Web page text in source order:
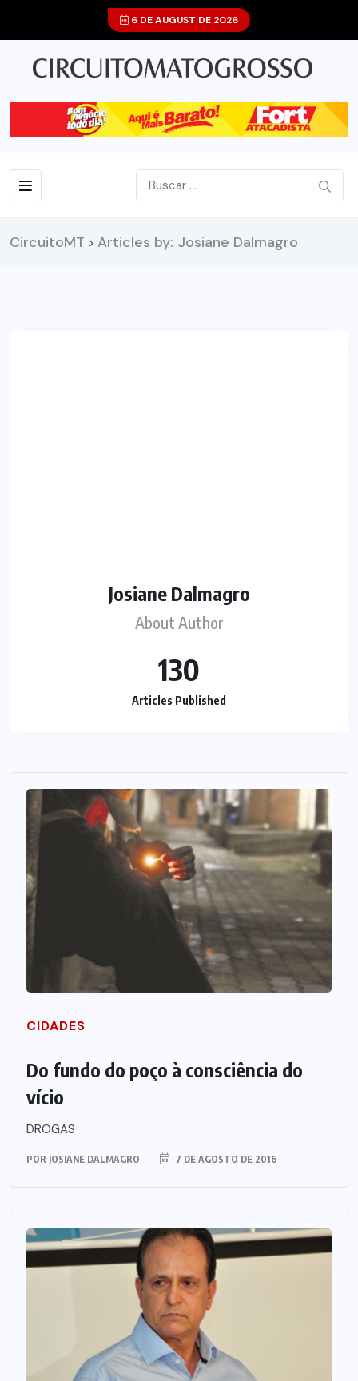
6 DE AUGUST DE 2026
CircuitoMT > Articles by: Josiane Dalmagro
Josiane Dalmagro
About Author
130
Articles Published
CIDADES
Do fundo do poço à consciência do
vício
DROGAS
POR JOSIANE DALMAGRO 7 DE AGOSTO DE 2016